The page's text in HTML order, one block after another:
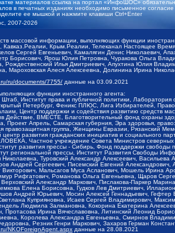
материалов ссылка на портал «ИнфоШОС»
в печатных изданиях необходимо письменное
ее мышкой и нажмите клавиши Ctrl+Enter
2007-2026
массовой информации, выполняющих функции
Кавказ.Реалии, Крым.Реалии, Телеканал Настоящее
Сергей Евгеньевич, Камалягин Денис Николаевич,
Борисович, Ярош Юлия Петровна, Чуракова Ольга
Рождественский Илья Дмитриевич, Апухтина Юлия
Мароховская Алеся Алексеевна, Долинина Ирина
ru/documents/7755/ данные на 03.09.2021
функции иностранного агента:
Институт права и публичной политики,
Петербург, Феникс ПЛЮС, Лига Избирателей,
Центр поддержки и содействия развитию средств
Действие, ВМЕСТЕ, Благотворительный фонд охраны
Проект Апрель, Самарская губерния, Эра здоровья,
правозащитная группа, Женщины Евразии, Рязанский
центр развития гражданских инициатив и социального
Частное учреждение Совета Министров северных
развития прессы - Сибирь, Фонд поддержки
региональной прессы, Институт Развития Свободы
Туровский Александр Алексеевич,
Андрей Сергеевич, Писемский Евгений
Викторович, Мальсагов Муса Асланович, Мошель Ирина
Рифгатович, Романова Ольга Евгеньевна, Щаров
Александр Маркович, Пислакова-Паркер
Елена Борисовна, Гудков Лев Дмитриевич,
Андрей Юрьевич, Мосин Алексей Геннадьевич,
Куприяновна, Исаев Сергей Владимирович,
Людмила Залмановна, Кокорина Екатерина
Протасова Ирина Вячеславовна, Литинский Леонид
Королева Александра Евгеньевна, Смирнов
Резник Генри Маркович, Захаров Герман
NKOForeignAgent.aspx данные на 28.08.2021